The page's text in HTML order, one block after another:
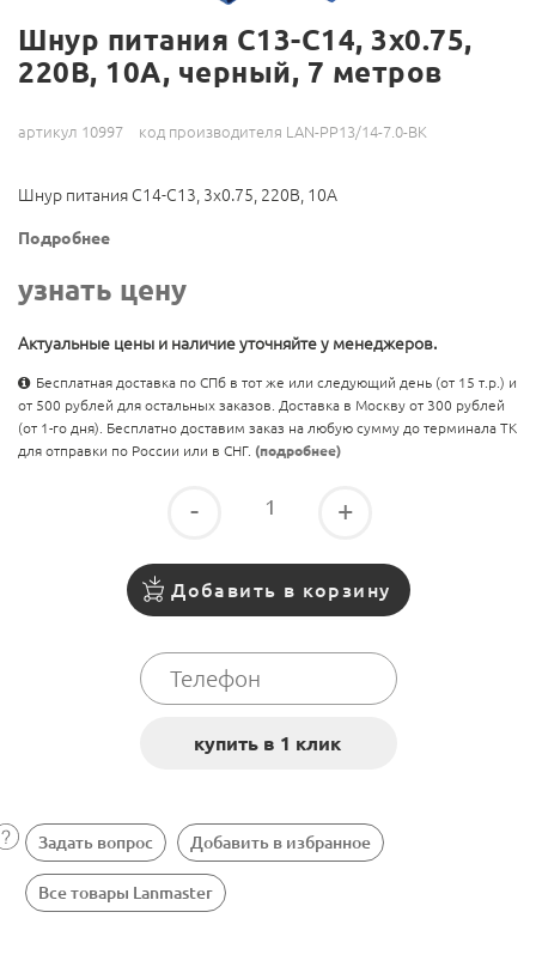
Шнур питания C13-C14, 3х0.75,
220В, 10А, черный, 7 метров
артикул 10997 код производителя LAN-PP13/14-7.0-BK
Шнур питания C14-C13, 3х0.75, 220В, 10А
Подробнее
узнать цену
Актуальные цены и наличие уточняйте у менеджеров.
Бесплатная доставка по СПб в тот же или следующий день (от 15 т.р.) и
от 500 рублей для остальных заказов. Доставка в Москву от 300 рублей
(от 1-го дня). Бесплатно доставим заказ на любую сумму до терминала ТК
для отправки по России или в СНГ. (подробнее)
- +
Добавить в корзину
Задать вопрос Добавить в избранное
Все товары Lanmaster